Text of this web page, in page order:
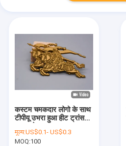
कस्टम चमकदार लोगो के साथ
टीपीयू उभरा हुआ हीट ट्रांसफर
मूल्य:US$0.1- US$0.3
MOQ:100